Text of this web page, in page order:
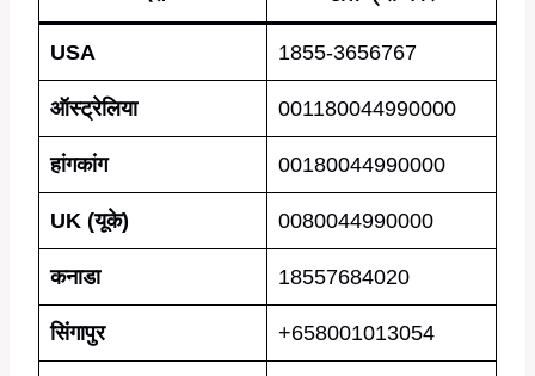
USA 1855-3656767
ऑस्ट्रेलिया 001180044990000
हांगकांग 00180044990000
UK (यूके) 0080044990000
कनाडा 18557684020
सिंगापुर +658001013054